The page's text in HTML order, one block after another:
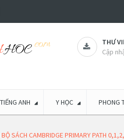
THƯ
Cập
TIẾNG ANH Y HỌC PHONG
BỘ SÁCH CAMBRIDGE PRIMARY PATH